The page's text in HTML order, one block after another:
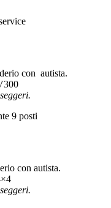
con autista.
con autista.